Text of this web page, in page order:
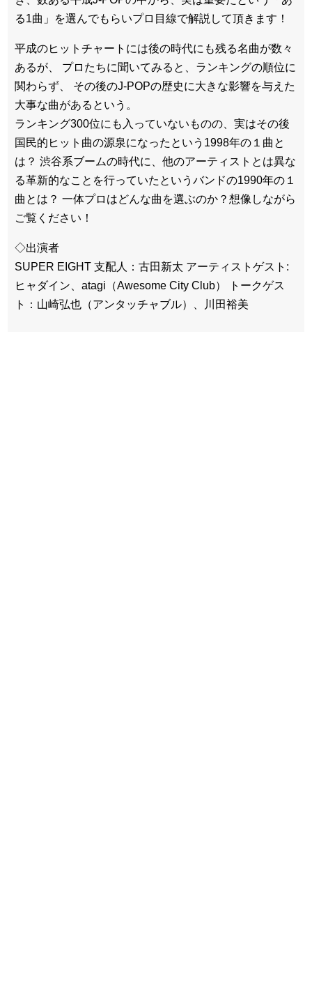
る1曲」を選んでもらいプロ目線で解説して頂きます！
平成のヒットチャートには後の時代にも残る名曲が数々
あるが、 プロたちに聞いてみると、ランキングの順位に
関わらず、 その後のJ-POPの歴史に大きな影響を与えた
大事な曲があるという。
ランキング300位にも入っていないものの、実はその後
国民的ヒット曲の源泉になったという1998年の１曲と
は？ 渋谷系ブームの時代に、他のアーティストとは異な
る革新的なことを行っていたというバンドの1990年の１
曲とは？ 一体プロはどんな曲を選ぶのか？想像しながら
ご覧ください！
◇出演者
SUPER EIGHT 支配人：古田新太 アーティストゲスト:
ヒャダイン、atagi（Awesome City Club） トークゲス
ト：山崎弘也（アンタッチャブル）、川田裕美